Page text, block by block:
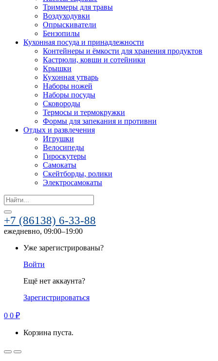
Триммеры для травы
Воздуходувки
Опрыскиватели
Бензопилы
Кухонная посуда и принадлежности
Контейнеры и ёмкости для хранения продуктов
Кастрюли, ковши и сотейники
Крышки
Кухонная утварь
Наборы ножей
Наборы посуды
Сковороды
Термосы и термокружки
Формы для запекания и противни
Отдых и развлечения
Игрушки
Велосипеды
Гироскутеры
Самокаты
Скейтборды, ролики
Электросамокаты
Search
for:
+7 (86138) 6-33-88
ежедневно, 09:00–19:00
Уже зарегистрированы?
Войти
Ещё нет аккаунта?
Зарегистрироваться
0 0 ₽
Корзина пуста.